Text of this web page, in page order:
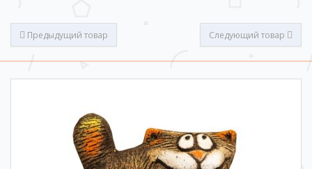
Предыдущий товар Следующий товар